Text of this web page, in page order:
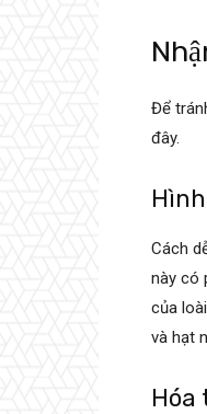
Để
đây.
Cách
này có
của
và hạt
Hóa